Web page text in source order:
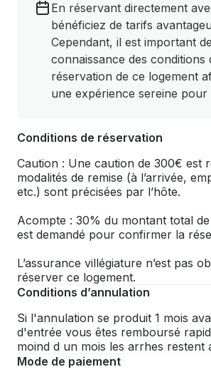
En réservant directement
bénéficiez de tarifs
Cependant, il est important
connaissance des conditions
réservation de ce logement
une expérience sereine pour
Conditions de réservation
Caution : Une caution de 300€ est
modalités de remise (à l’arrivée,
etc.) sont précisées par l’hôte.
Acompte : 30% du montant total
est demandé pour confirmer la
L’assurance villégiature n’est pas
réserver ce logement.
Conditions d’annulation
Si l'annulation se produit 1 mois
d'entrée vous êtes remboursé
moind d un mois les arrhes restent
Mode de paiement